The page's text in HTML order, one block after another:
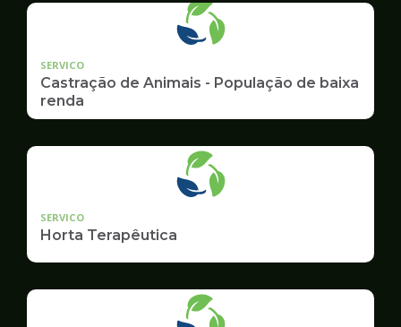
SERVICO
Castração de Animais - População de baixa
renda
SERVICO
Horta Terapêutica